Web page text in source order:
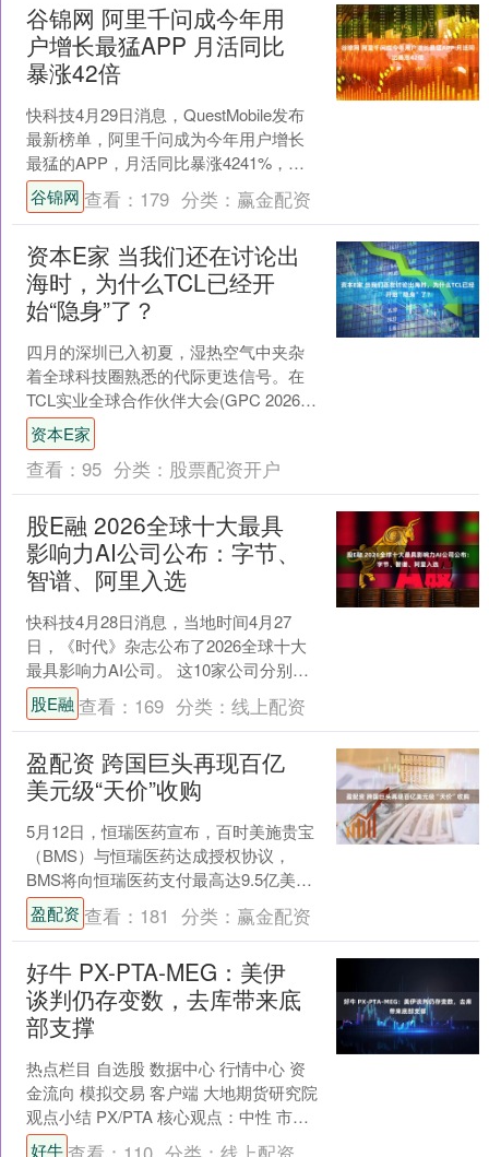
谷锦网 阿里千问成今年用
户增长最猛APP 月活同比
暴涨42倍
快科技4月29日消息，QuestMobile发布
最新榜单，阿里千问成为今年用户增长
最猛的APP，月活同比暴涨4241%，远
超其他应用。 数据显示，2026年3月....
谷锦网 查看： 179 分类： 赢金配资
资本E家 当我们还在讨论出
海时，为什么TCL已经开
始“隐身”了？
四月的深圳已入初夏，湿热空气中夹杂
着全球科技圈熟悉的代际更迭信号。在
TCL实业全球合作伙伴大会(GPC 2026)
现场，近500位来自49个国家和地区的商
业伙伴....
资本E家
查看： 95 分类： 股票配资开户
股E融 2026全球十大最具
影响力AI公司公布：字节、
智谱、阿里入选
快科技4月28日消息，当地时间4月27
日，《时代》杂志公布了2026全球十大
最具影响力AI公司。 这10家公司分别为
字节跳动、亚马逊、智谱、OpenAI、谷
歌A....
股E融 查看： 169 分类： 线上配资
盈配资 跨国巨头再现百亿
美元级“天价”收购
5月12日，恒瑞医药宣布，百时美施贵宝
（BMS）与恒瑞医药达成授权协议，
BMS将向恒瑞医药支付最高达9.5亿美元
的相关付款，该协议的潜在总交易额可
达约152亿美....
盈配资 查看： 181 分类： 赢金配资
好牛 PX-PTA-MEG：美伊
谈判仍存变数，去库带来底
部支撑
热点栏目 自选股 数据中心 行情中心 资
金流向 模拟交易 客户端 大地期货研究院
观点小结 PX/PTA 核心观点：中性 市场
关注点在于美伊谈判进展，目前美伊
好牛